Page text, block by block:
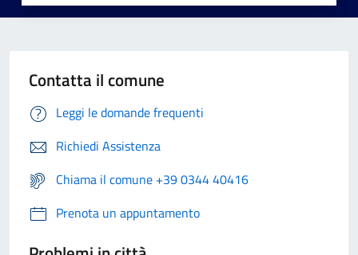
Contatta il comune
Leggi le domande frequenti
Richiedi Assistenza
Chiama il comune +39 0344 40416
Prenota un appuntamento